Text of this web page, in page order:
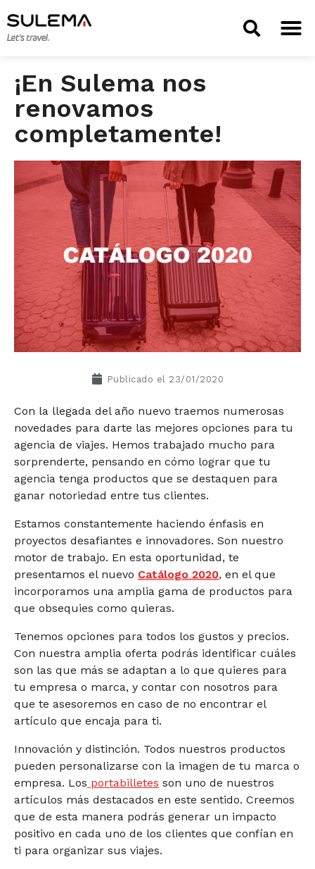
¡En Sulema nos
renovamos
completamente!
Publicado el 23/01/2020
Con la llegada del año nuevo traemos numerosas
novedades para darte las mejores opciones para tu
agencia de viajes. Hemos trabajado mucho para
sorprenderte, pensando en cómo lograr que tu
agencia tenga productos que se destaquen para
ganar notoriedad entre tus clientes.
Estamos constantemente haciendo énfasis en
proyectos desafiantes e innovadores. Son nuestro
motor de trabajo. En esta oportunidad, te
presentamos el nuevo Catálogo 2020, en el que
incorporamos una amplia gama de productos para
que obsequies como quieras.
Tenemos opciones para todos los gustos y precios.
Con nuestra amplia oferta podrás identificar cuáles
son las que más se adaptan a lo que quieres para
tu empresa o marca, y contar con nosotros para
que te asesoremos en caso de no encontrar el
artículo que encaja para ti.
Innovación y distinción. Todos nuestros productos
pueden personalizarse con la imagen de tu marca o
empresa. Los portabilletes son uno de nuestros
artículos más destacados en este sentido. Creemos
que de esta manera podrás generar un impacto
positivo en cada uno de los clientes que confían en
ti para organizar sus viajes.